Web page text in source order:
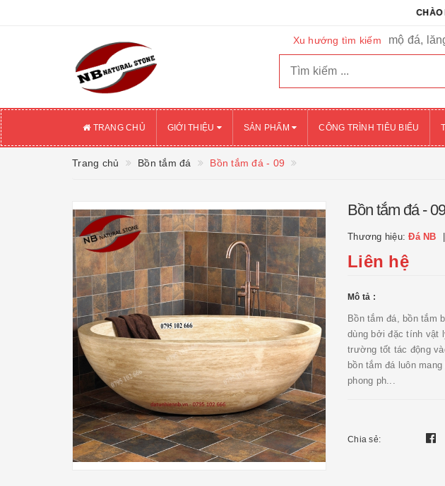
CHÀO MỪNG
Xu hướng tìm kiếm mộ đá,
TRANG CHỦ GIỚI THIỆU SẢN PHẨM CÔNG TRÌNH TIÊU BIỂU
Trang chủ Bồn tắm đá Bồn tắm đá - 09
Bồn tắm đá - 09
Thương hiệu:Đá NB
Liên hệ
Mô tả :
Bồn tắm đá, bồn tắm
dùng bởi đặc tính vật
trường tốt tác động
bồn tắm đá luôn
phong ph...
Chia sẻ: